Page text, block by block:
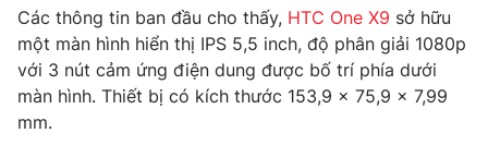
Thế giới đó đây
Câu chuyện quốc tế
Tài chính
Thị trường
Góc doanh nghiệp
Dữ liệu và đời sống
Truyền hình
Các thông tin ban đầu cho thấy, HTC One X9 sở hữu
một màn hình hiển thị IPS 5,5 inch, độ phân giải 1080p
với 3 nút cảm ứng điện dung được bố trí phía dưới
màn hình. Thiết bị có kích thước 153,9 x 75,9 x 7,99
mm.